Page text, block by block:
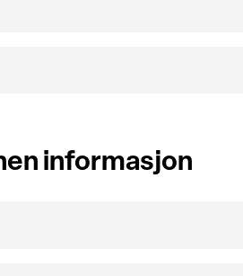
informasjon